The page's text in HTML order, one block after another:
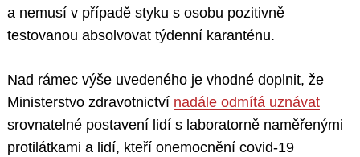
a nemusí v případě styku s osobu pozitivně
testovanou absolvovat týdenní karanténu.
Nad rámec výše uvedeného je vhodné doplnit, že
Ministerstvo zdravotnictví nadále odmítá uznávat
srovnatelné postavení lidí s laboratorně naměřenými
protilátkami a lidí, kteří onemocnění covid-19